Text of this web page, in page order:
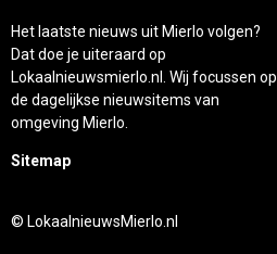
Het laatste nieuws uit Mierlo volgen?
Dat doe je uiteraard op
Lokaalnieuwsmierlo.nl. Wij focussen op
de dagelijkse nieuwsitems van
omgeving Mierlo.
Sitemap
© LokaalnieuwsMierlo.nl